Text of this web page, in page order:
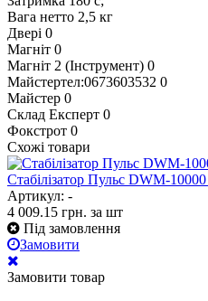
Вага нетто 2,5 кг
Двері 0
Магніт 0
Магніт 2 (Інструмент) 0
Майстертел:0673603532 0
Майстер 0
Склад Експерт 0
Фокстрот 0
Схожі товари
Стабілізатор Пульс DWM-
Артикул: -
4 009.15 грн. за шт
Під замовлення
Замовити
Замовити товар